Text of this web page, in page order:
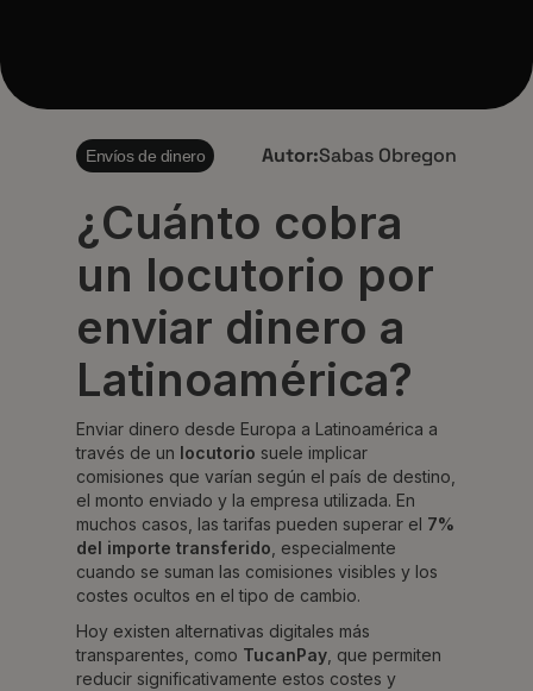
Envíos de dinero Autor:Sabas Obregon
¿Cuánto cobra
un locutorio por
enviar dinero a
Latinoamérica?
Enviar dinero desde Europa a Latinoamérica a
través de un locutorio suele implicar
comisiones que varían según el país de destino,
el monto enviado y la empresa utilizada. En
muchos casos, las tarifas pueden superar el 7%
del importe transferido , especialmente
cuando se suman las comisiones visibles y los
costes ocultos en el tipo de cambio.
Hoy existen alternativas digitales más
transparentes, como TucanPay , que permiten
reducir significativamente estos costes y